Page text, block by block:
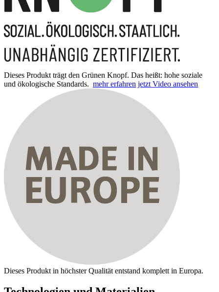
Dieses Produkt trägt den Grünen Knopf. Das heißt: hohe soziale
und ökologische Standards. mehr erfahren jetzt Video ansehen
Dieses Produkt in höchster Qualität entstand komplett in Europa.